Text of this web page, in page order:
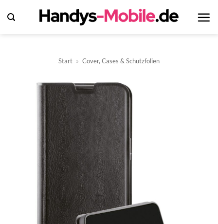
Inhalt
Start » Cover, Cases & Schutzfolien